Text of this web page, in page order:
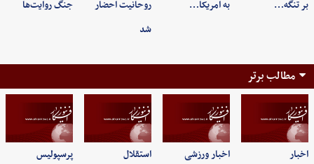
بر تنگه…
به امریکا…
روحانیت احضار
شد
جنگ روایت‌ها
مطالب برتر
اخبار اخبار ورزشی استقلال پرسپولیس